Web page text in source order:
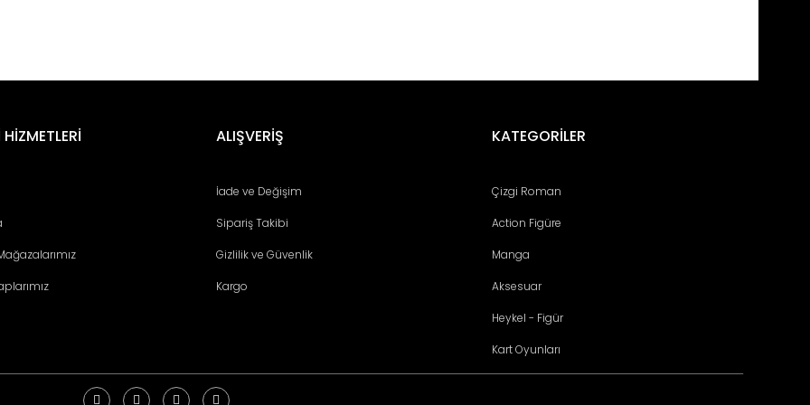
Yorum YazALIŞVERİŞ
İade ve Değişim
Sipariş Takibi
Gizlilik ve Güvenlik
Kargo
KATEGORİLER
Çizgi Roman
Action Figüre
Manga
Aksesuar
Heykel - Figür
Kart Oyunları